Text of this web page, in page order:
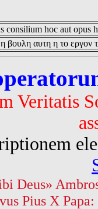
consilium hoc aut opus
αυτη η το εργον
Veritatis
Deus»
Pius X Papa: